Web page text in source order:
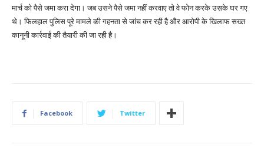
मार्च को पैसे जमा करा देगा। जब उसने पैसे जमा नहीं करवाए तो वे फोन करके उसके घर गए
थे। फिलहाल पुलिस पूरे मामले की गहनता से जांच कर रही है और आरोपी के खिलाफ सख्त
कानूनी कार्रवाई की तैयारी की जा रही है।
Facebook Twitter